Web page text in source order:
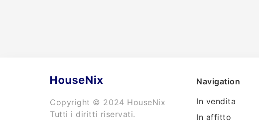
Copyright © 2024 HouseNix
Tutti i diritti riservati.
Navigation
In vendita
In affitto